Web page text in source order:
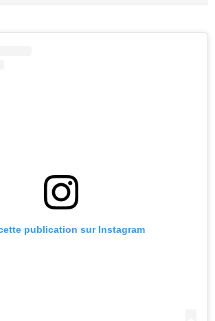
publication sur Instagram